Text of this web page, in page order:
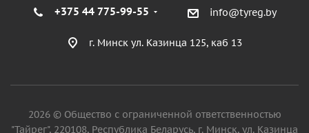
+375 44 775-99-55 info@tyreg.by
г. Минск ул. Казинца 125, каб 13
2026 © Общество с ограниченной ответственностью
"Тайрег", 220108, Республика Беларусь, г. Минск, ул. Казинца